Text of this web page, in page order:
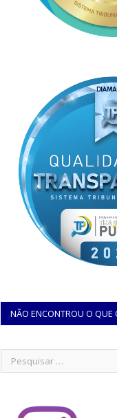
NÃO ENCONTROU O QUE